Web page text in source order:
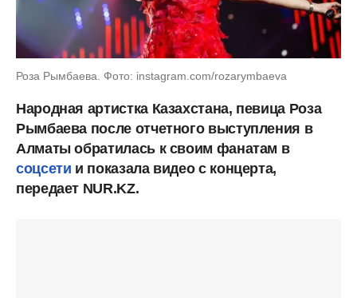
Роза Рымбаева. Фото: instagram.com/rozarymbaeva
Народная артистка Казахстана, певица Роза
Рымбаева после отчетного выступления в
Алматы обратилась к своим фанатам в
соцсети и показала видео с концерта,
передает NUR.KZ.